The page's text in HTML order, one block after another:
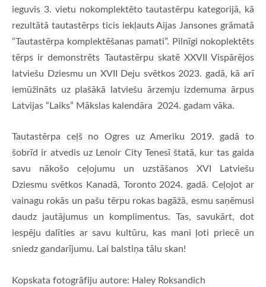
ieguvis 3. vietu nokomplektēto tautastērpu kategorijā, kā
rezultātā tautastērps ticis iekļauts Aijas Jansones grāmatā
“Tautastērpa komplektēšanas pamati”. Pilnīgi nokoplektēts
tērps ir demonstrēts Tautastērpu skatē XXVII Vispārējos
latviešu Dziesmu un XVII Deju svētkos 2023. gadā, kā arī
iemūžināts uz plašākā latviešu ārzemju izdemuma ārpus
Latvijas “Laiks” Mākslas kalendāra 2024. gadam vāka.
Tautastērpa ceļš no Ogres uz Ameriku 2019. gadā to
šobrīd ir atvedis uz Lenoir City Tenesī štatā, kur tas gaida
savu nākošo ceļojumu un uzstāšanos XVI Latviešu
Dziesmu svētkos Kanadā, Toronto 2024. gadā. Ceļojot ar
vainagu rokās un pašu tērpu rokas bagāžā, esmu saņēmusi
daudz jautājumus un komplimentus. Tas, savukārt, dot
iespēju dalīties ar savu kultūru, kas mani ļoti priecē un
sniedz gandarījumu. Lai balstiņa tālu skan!
Kopskata fotogrāfiju autore: Haley Roksandich